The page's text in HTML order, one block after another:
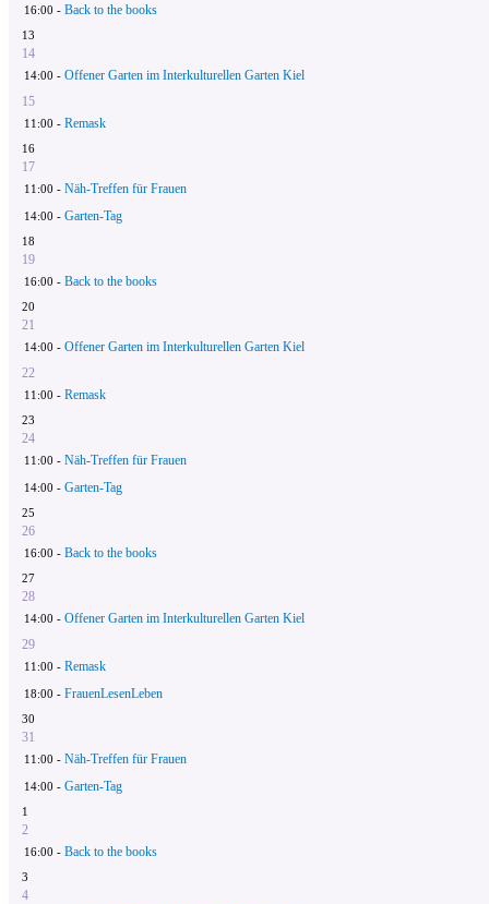
16:00 - Back to the books
13
14
14:00 - Offener Garten im Interkulturellen Garten Kiel
15
11:00 - Remask
16
17
11:00 - Näh-Treffen für Frauen
14:00 - Garten-Tag
18
19
16:00 - Back to the books
20
21
14:00 - Offener Garten im Interkulturellen Garten Kiel
22
11:00 - Remask
23
24
11:00 - Näh-Treffen für Frauen
14:00 - Garten-Tag
25
26
16:00 - Back to the books
27
28
14:00 - Offener Garten im Interkulturellen Garten Kiel
29
11:00 - Remask
18:00 - FrauenLesenLeben
30
31
11:00 - Näh-Treffen für Frauen
14:00 - Garten-Tag
1
2
16:00 - Back to the books
3
4